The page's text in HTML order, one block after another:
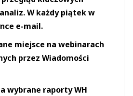
W każdy piątek w
e-mail.
miejsce na webinarach
przez Wiadomości
wybrane raporty WH